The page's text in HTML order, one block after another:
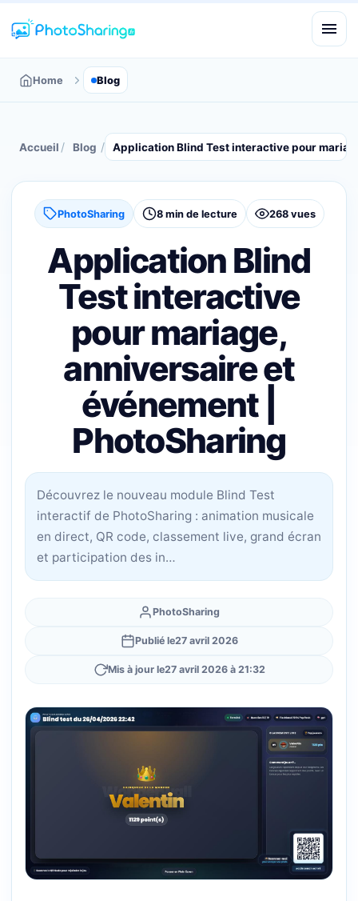
Home Blog
Accueil / Blog / Application Blind Test interactive pour
PhotoSharing 8 min de lecture 268 vues
Application Blind
Test interactive
pour mariage,
anniversaire et
événement |
PhotoSharing
Découvrez le nouveau module Blind Test
interactif de PhotoSharing : animation musicale
en direct, QR code, classement live, grand écran
et participation des in…
PhotoSharing
Publié le27 avril 2026
Mis à jour le27 avril 2026 à 21:32